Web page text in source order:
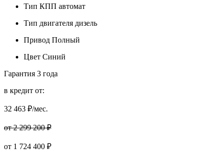
Тип КПП автомат
Тип двигателя дизель
Привод Полный
Цвет Синий
Гарантия 3 года
в кредит от:
32 463 ₽/мес.
от 2 299 200 ₽
от 1 724 400 ₽